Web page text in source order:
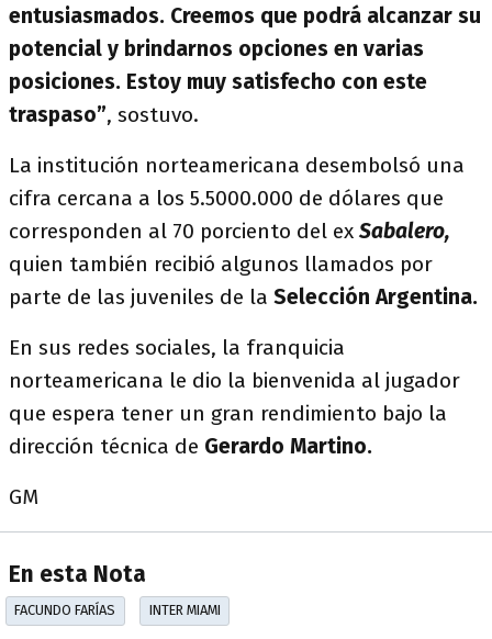
entusiasmados. Creemos que podrá alcanzar su
potencial y brindarnos opciones en varias
posiciones. Estoy muy satisfecho con este
traspaso”, sostuvo.
La institución norteamericana desembolsó una
cifra cercana a los 5.5000.000 de dólares que
corresponden al 70 porciento del ex Sabalero,
quien también recibió algunos llamados por
parte de las juveniles de la Selección Argentina.
En sus redes sociales, la franquicia
norteamericana le dio la bienvenida al jugador
que espera tener un gran rendimiento bajo la
dirección técnica de Gerardo Martino.
GM
En esta Nota
FACUNDO FARÍAS INTER MIAMI